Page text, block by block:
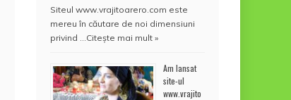
Siteul www.vrajitoarero.com este
mereu în căutare de noi dimensiuni
privind … Citește mai mult »
Am lansat
site-ul
www.vrajito